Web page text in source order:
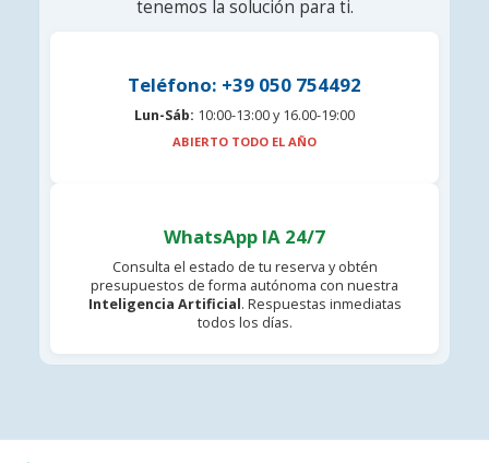
tenemos la solución para ti.
Teléfono: +39 050 754492
Lun-Sáb: 10:00-13:00 y 16.00-19:00
ABIERTO TODO EL AÑO
WhatsApp IA 24/7
Consulta el estado de tu reserva y obtén
presupuestos de forma autónoma con nuestra
Inteligencia Artificial. Respuestas inmediatas
todos los días.